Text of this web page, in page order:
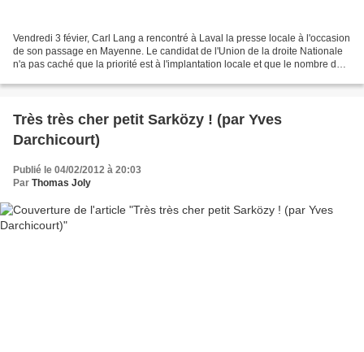
Vendredi 3 févier, Carl Lang a rencontré à Laval la presse locale à l'occasion
de son passage en Mayenne. Le candidat de l'Union de la droite Nationale
n'a pas caché que la priorité est à l'implantation locale et que le nombre de
Très très cher petit Sarközy ! (par Yves
Darchicourt)
Publié le 04/02/2012 à 20:03
Par Thomas Joly